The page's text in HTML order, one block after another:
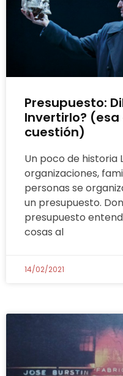
Presupuesto:
Invertirlo? (esa
cuestión)
Un poco de historia
organizaciones,
personas se
un presupuesto.
presupuesto
cosas al
14/02/2021